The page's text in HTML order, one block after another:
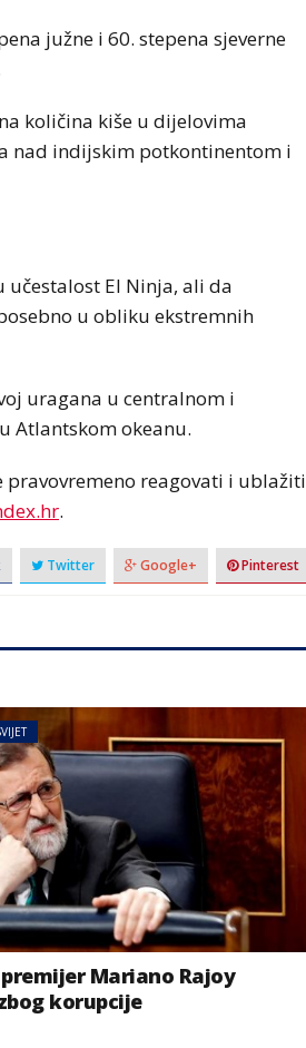
južne i 60. stepena sjeverne
količina kiše u dijelovima
nad indijskim potkontinentom i
učestalost El Ninja, ali da
u obliku ekstremnih
uragana u centralnom i
Atlantskom okeanu.
pravovremeno reagovati i ublažiti
.
Twitter Google+ Pinterest
Mariano Rajoy
korupcije